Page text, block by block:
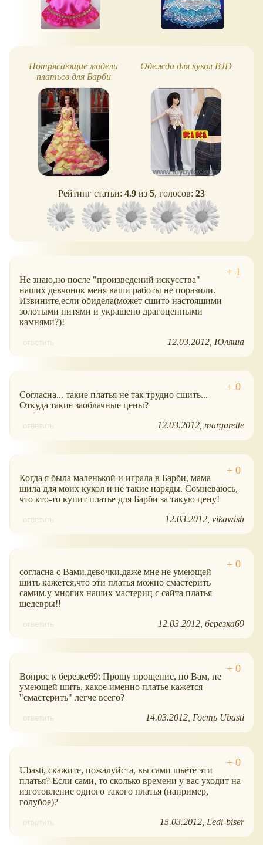
Потрясающие модели
платьев для Барби
Одежда для кукол BJD
Рейтинг статьи: 4.9 из 5, голосов: 23
Не знаю,но после "произведений искусства"
наших девчонок меня ваши работы не поразили.
Извините,если обидела(может сшито настоящими
золотыми нитями и украшено драгоценными
камнями?)!
ответить 12.03.2012 Юляша
Согласна... такие платья не так трудно сшить...
Откуда такие заоблачные цены?
ответить 12.03.2012 margarette
Когда я была маленькой и играла в Барби, мама
шила для моих кукол и не такие наряды. Сомневаюсь,
что кто-то купит платье для Барби за такую цену!
ответить 12.03.2012 vikawish
согласна с Вами,девочки.даже мне не умеющей
шить кажется,что эти платья можно смастерить
самим.у многих наших мастериц с сайта платья
шедевры!!
ответить 12.03.2012 березка69
Вопрос к березке69: Прошу прощение, но Вам, не
умеющей шить, какое именно платье кажется
"смастерить" легче всего?
ответить 14.03.2012 Гость Ubasti
Ubasti, скажите, пожалуйста, вы сами шьёте эти
платья? Если сами, то сколько времени у вас уходит на
изготовление одного такого платья (например,
голубое)?
ответить 15.03.2012 Ledi-biser